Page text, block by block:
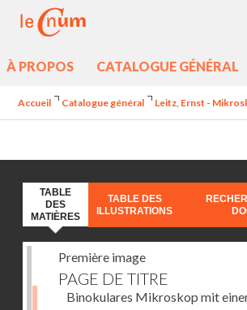
À PROPOS CATALOGUE GÉNÉRAL
Accueil Catalogue général Leitz, Ernst -
TABLE
DES
MATIÈRES
TABLE DES
ILLUSTRATIONS
Première image
PAGE DE TITRE
Binokulares Mikroskop mit